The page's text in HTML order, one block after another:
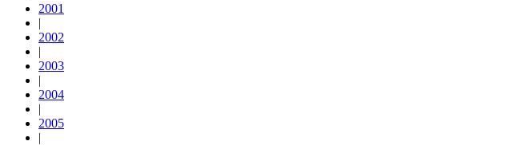
2001
|
2002
|
2003
|
2004
|
2005
|